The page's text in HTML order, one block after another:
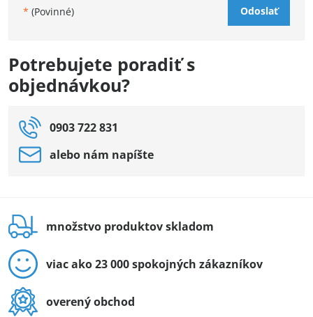
* (Povinné) Odoslať
Potrebujete poradiť s
objednávkou?
0903 722 831
alebo nám napíšte
množstvo produktov skladom
viac ako 23 000 spokojných zákazníkov
overený obchod